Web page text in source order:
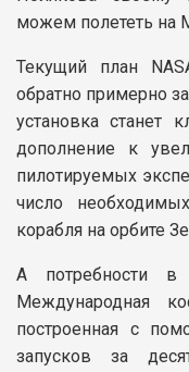
можем полететь на
Текущий план
обратно примерно
установка станет
дополнение к
пилотируемых
число
корабля на орбите
А потребности в
Международная
построенная с
запусков за